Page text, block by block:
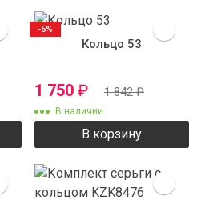
Кольцо 53
1 750 ₽ 1 842₽
В наличии
В корзину
-5%